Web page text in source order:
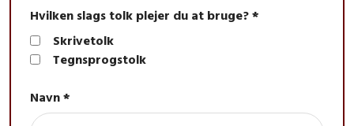
Hvilken slags tolk plejer du at bruge? *
Skrivetolk
Tegnsprogstolk
Navn *